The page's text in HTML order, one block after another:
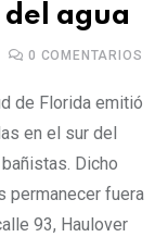
agua
0 COMENTARIOS
de Florida emitió
en el sur del
Dicho
permanecer fuera
93, Haulover